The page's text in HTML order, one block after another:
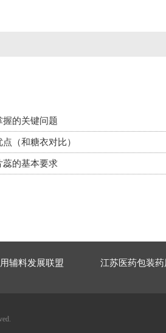
握的关键问题
（和糖衣对比）
蕊的基本要求
辅料发展联盟 江苏医药包装